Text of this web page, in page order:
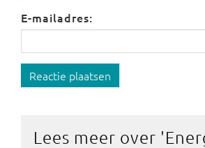
E-mailadres:
Reactie plaatsen
Lees meer over '